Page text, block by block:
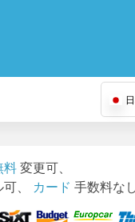
料変更可、
、 カード 手数料な